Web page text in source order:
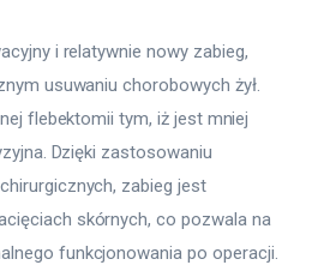
i relatywnie nowy zabieg,
usuwaniu chorobowych żył.
flebektomii tym, iż jest mniej
Dzięki zastosowaniu
zabieg jest
skórnych, co pozwala na
funkcjonowania po operacji.